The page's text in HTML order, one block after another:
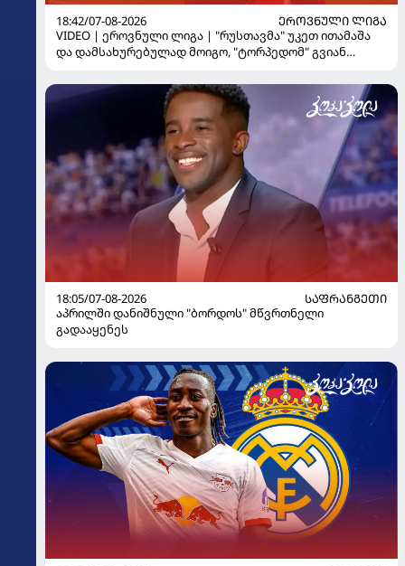
18:42/07-08-2026
ᲔᲠᲝᲕᲜᲣᲚᲘ ᲚᲘᲒᲐ
VIDEO | ეროვნული ლიგა | "რუსთავმა" უკეთ ითამაშა
და დამსახურებულად მოიგო, "ტორპედომ" გვიან
18:05/07-08-2026
ᲡᲐᲤᲠᲐᲜᲒᲔᲗᲘ
აპრილში დანიშნული "ბორდოს" მწვრთნელი
გადააყენეს